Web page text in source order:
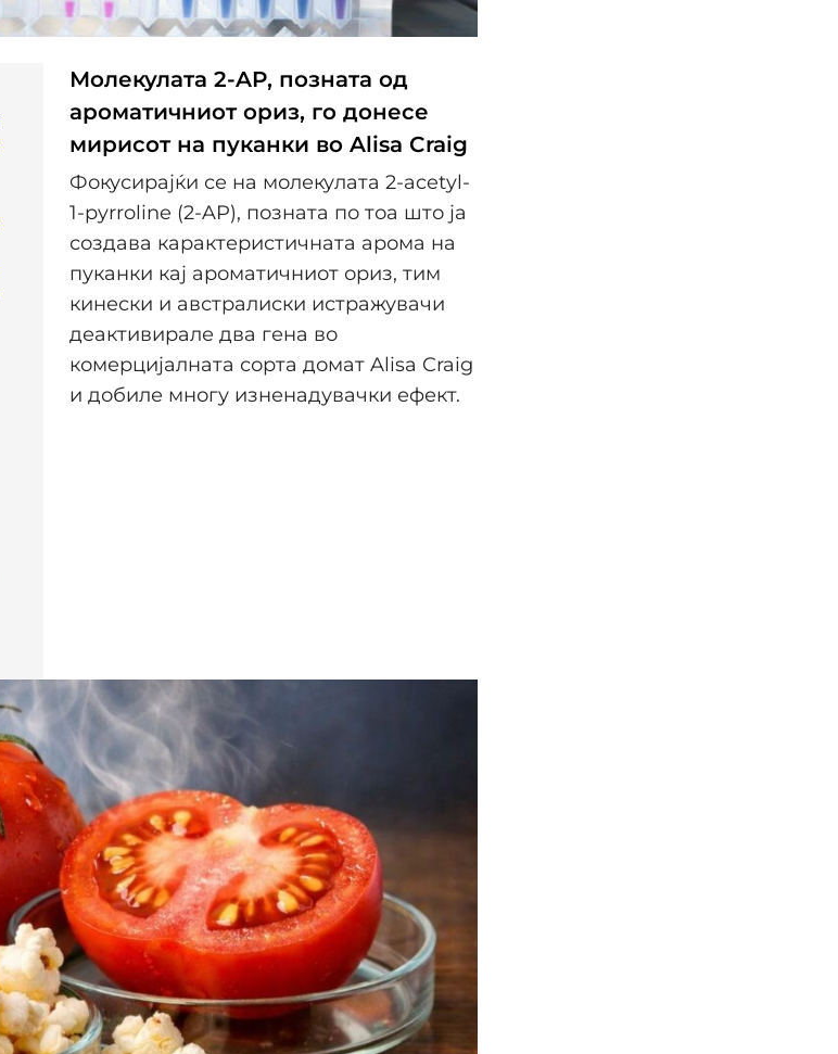
Молекулата 2-AP, позната од
ароматичниот ориз, го донесе
мирисот на пуканки во Alisa Craig
Фокусирајќи се на молекулата 2-acetyl-
1-pyrroline (2-AP), позната по тоа што ја
создава карактеристичната арома на
пуканки кај ароматичниот ориз, тим
кинески и австралиски истражувачи
деактивирале два гена во
комерцијалната сорта домат Alisa Craig
и добиле многу изненадувачки ефект.